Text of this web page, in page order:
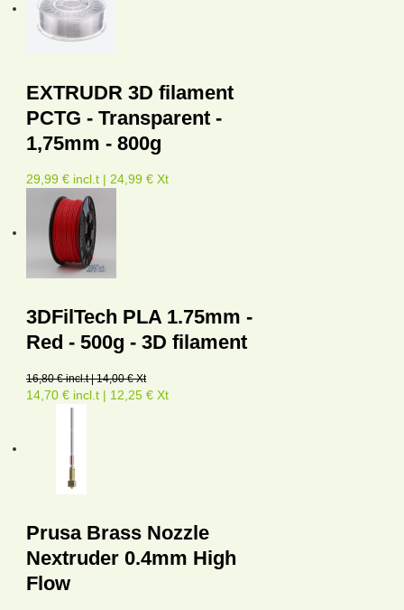
EXTRUDR 3D filament
PCTG - Transparent -
1,75mm - 800g
29,99 € incl.t | 24,99 € Xt
3DFilTech PLA 1.75mm -
Red - 500g - 3D filament
16,80 € incl.t | 14,00 € Xt
14,70 € incl.t | 12,25 € Xt
Prusa Brass Nozzle
Nextruder 0.4mm High
Flow